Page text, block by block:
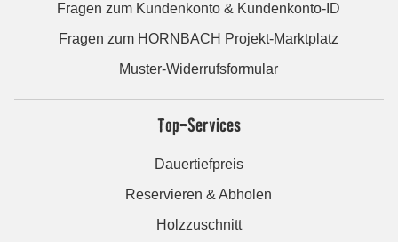
Fragen zum Kundenkonto & Kundenkonto-ID
Fragen zum HORNBACH Projekt-Marktplatz
Muster-Widerrufsformular
Top-Services
Dauertiefpreis
Reservieren & Abholen
Holzzuschnitt